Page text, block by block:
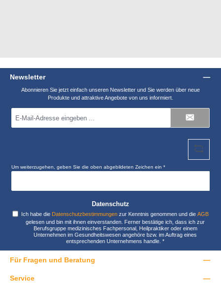
Newsletter
Abonnieren Sie jetzt einfach unseren Newsletter und Sie werden über neue
Produkte und attraktive Angebote von uns informiert.
Mail-
Um weiterzugehen, geben Sie die oben abgebildeten Zeichen ein*
Datenschutz
Ich habe die Datenschutzbestimmungen zur Kenntnis genommen und dieAGB
gelesen und bin mit ihnen einverstanden. Ferner bestätige ich, dass ich zur
Berufsgruppe medizinisches Fachpersonal, Heilpraktiker oder einem
Unternehmen im Gesundheitswesen angehöre bzw. im Auftrag eines
entsprechenden Unternehmens handle.*
Für Fragen und Beratung
Service